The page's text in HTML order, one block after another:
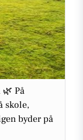
På
skole,
byder på